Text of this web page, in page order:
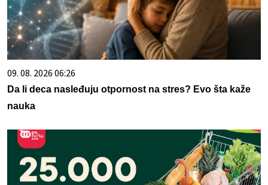
09. 08. 2026 06:26
Da li deca nasleđuju otpornost na stres? Evo šta kaže
nauka